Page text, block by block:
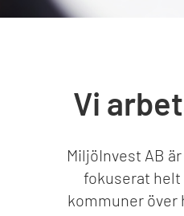
Vi
MiljöInvest AB
fokuserat helt
kommuner över